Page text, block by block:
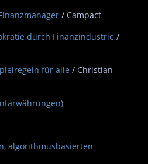
/ Campact
durch Finanzindustrie /
für alle / Christian
algorithmusbasierten